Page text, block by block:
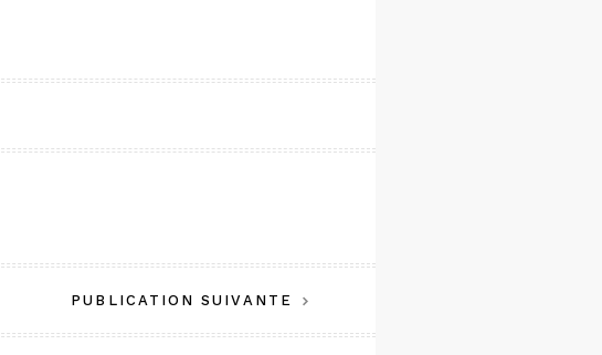
PUBLICATION SUIVANTE